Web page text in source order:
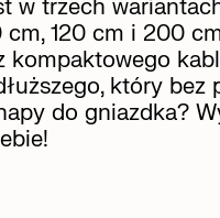
w trzech
cm, 120 cm i 200
kompaktowego
który bez
do gniazdka?